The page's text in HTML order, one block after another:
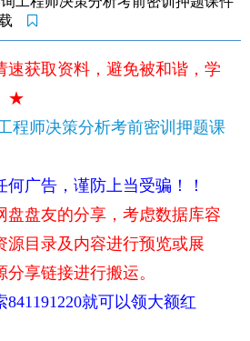
载
获取资料，避免被和谐，学
★
程师决策分析考前密训押题课
广告，谨防上当受骗！！
盘盘友的分享，考虑数据库容
源目录及内容进行预览或展
享链接进行搬运。
就可以领大额红